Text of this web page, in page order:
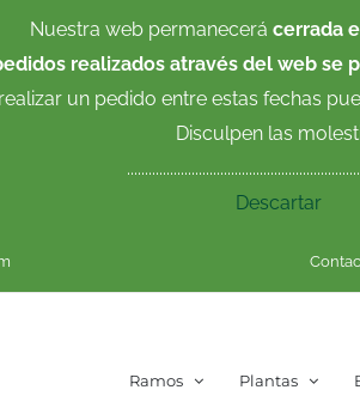
Nuestra web permanecerá cerrada
realizados através del web se
un pedido entre estas fechas
Disculpen las
Descartar
Ramos Plantas